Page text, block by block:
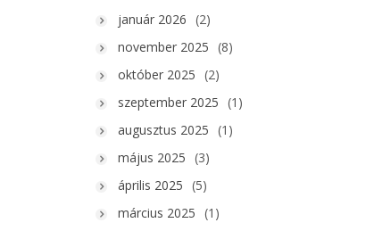
január 2026 (2)
november 2025 (8)
október 2025 (2)
szeptember 2025 (1)
augusztus 2025 (1)
május 2025 (3)
április 2025 (5)
március 2025 (1)